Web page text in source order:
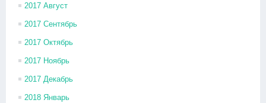
2017 Август
2017 Сентябрь
2017 Октябрь
2017 Ноябрь
2017 Декабрь
2018 Январь